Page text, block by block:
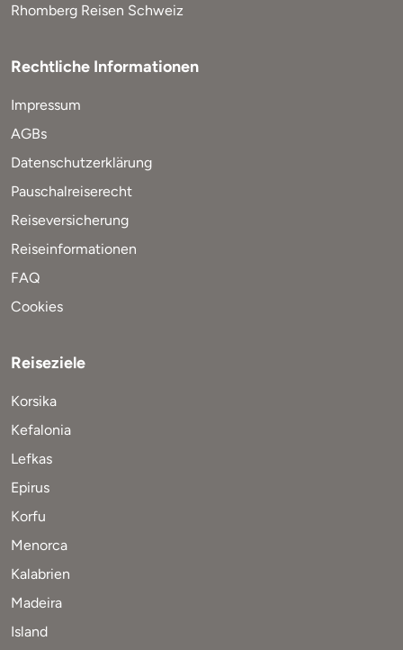
Rhomberg Reisen Schweiz
Rechtliche Informationen
Impressum
AGBs
Datenschutzerklärung
Pauschalreiserecht
Reiseversicherung
Reiseinformationen
FAQ
Cookies
Reiseziele
Korsika
Kefalonia
Lefkas
Epirus
Korfu
Menorca
Kalabrien
Madeira
Island